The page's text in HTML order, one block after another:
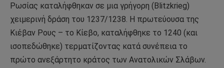
Ρωσίας καταλήφθηκαν σε μια γρήγορη (Blitzkrieg)
χειμερινή δράση του 1237/1238. Η πρωτεύουσα της
Κιέβαν Ρους – το Κίεβο, καταλήφθηκε το 1240 (και
ισοπεδώθηκε) τερματίζοντας κατά συνέπεια το
πρώτο ανεξάρτητο κράτος των Ανατολικών Σλάβων.